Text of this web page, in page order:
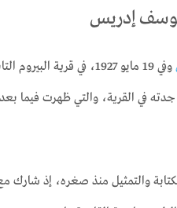
إدريس
وفي 19 مايو 1927، في
في القرية، والتي ظهرت فيما
والتمثيل منذ صغره، إذ شارك